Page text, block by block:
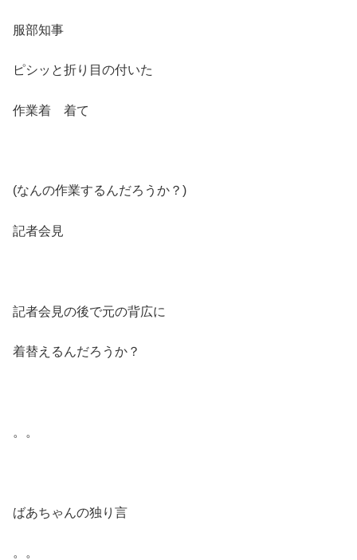
服部知事
ピシッと折り目の付いた
作業着 着て
(なんの作業するんだろうか？)
記者会見
記者会見の後で元の背広に
着替えるんだろうか？
。。
ばあちゃんの独り言
。。